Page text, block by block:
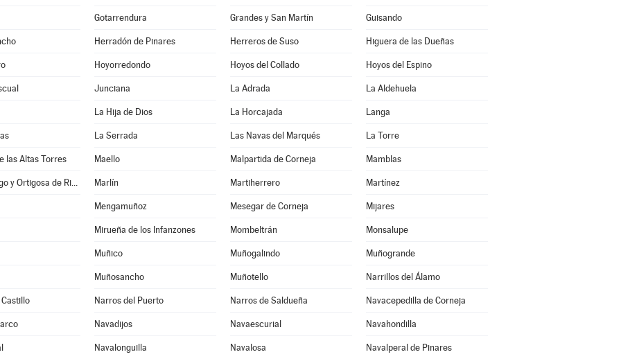
Gotarrendura Grandes y San Martín Guisando
Herradón de Pinares Herreros de Suso Higuera de las Dueñas
Hoyorredondo Hoyos del Collado Hoyos del Espino
Junciana La Adrada La Aldehuela
La Hija de Dios La Horcajada Langa
La Serrada Las Navas del Marqués La Torre
las Altas Torres Maello Malpartida de Corneja Mamblas
Manjabálago y Ortigosa de Rioalmar Marlín Martiherrero Martínez
Mengamuñoz Mesegar de Corneja Mijares
Mirueña de los Infanzones Mombeltrán Monsalupe
Muñico Muñogalindo Muñogrande
Muñosancho Muñotello Narrillos del Álamo
Narros del Puerto Narros de Saldueña Navacepedilla de Corneja
Navadijos Navaescurial Navahondilla
Navalonguilla Navalosa Navalperal de Pinares